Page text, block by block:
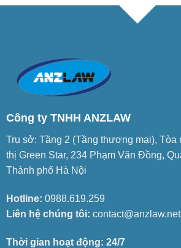
Công ty TNHH ANZLAW
Trụ sở: Tầng 2 (Tầng thương mại), Tòa
thị Green Star, 234 Phạm Văn Đồng,
Thành phố Hà Nội
Hotline: 0988.619.259
Liên hệ chúng tôi: contact@anzlaw.net
Thời gian hoạt động: 24/7